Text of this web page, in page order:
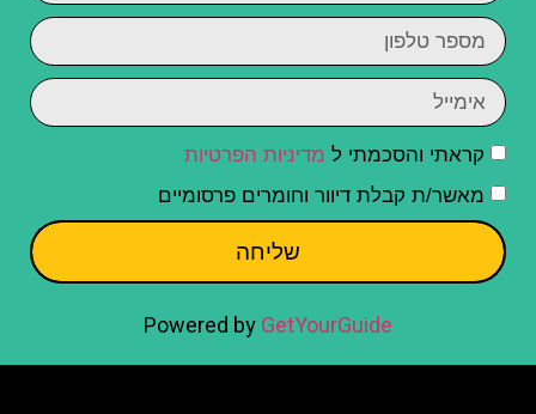
קראתי והסכמתי ל מדיניות הפרטיות
מאשר/ת קבלת דיוור וחומרים פרסומיים
שליחה
Powered byGetYourGuide